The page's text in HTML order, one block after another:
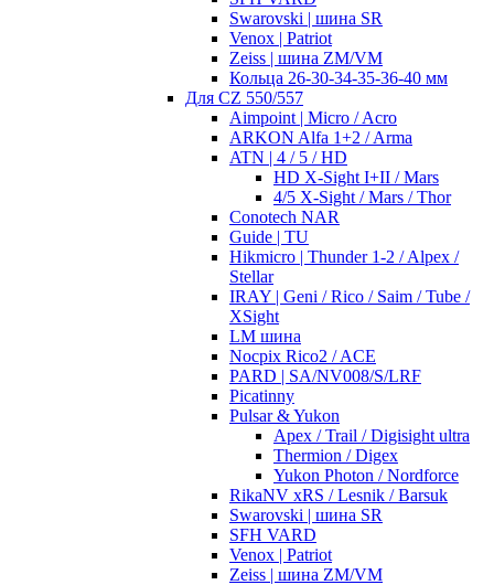
Swarovski | шина SR
Venox | Patriot
Zeiss | шина ZM/VM
Кольца 26-30-34-35-36-40 мм
Для CZ 550/557
Aimpoint | Micro / Acro
ARKON Alfa 1+2 / Arma
ATN | 4 / 5 / HD
HD X-Sight I+II / Mars
4/5 X-Sight / Mars / Thor
Conotech NAR
Guide | TU
Hikmicro | Thunder 1-2 / Alpex /
Stellar
IRAY | Geni / Rico / Saim / Tube /
XSight
LM шина
Nocpix Rico2 / ACE
PARD | SA/NV008/S/LRF
Picatinny
Pulsar & Yukon
Apex / Trail / Digisight ultra
Thermion / Digex
Yukon Photon / Nordforce
RikaNV xRS / Lesnik / Barsuk
Swarovski | шина SR
SFH VARD
Venox | Patriot
Zeiss | шина ZM/VM